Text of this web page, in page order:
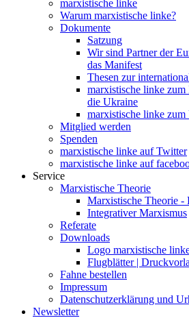
marxistische linke
Warum marxistische linke?
Dokumente
Satzung
Wir sind Partner der
das Manifest
Thesen zur
marxistische linke zum
die Ukraine
marxistische linke
Mitglied werden
Spenden
marxistische linke auf Twitter
marxistische linke auf
Service
Marxistische Theorie
Marxistische Theorie -
Integrativer Marxismus
Referate
Downloads
Logo marxistische
Flugblätter |
Fahne bestellen
Impressum
Datenschutzerklärung und
Newsletter